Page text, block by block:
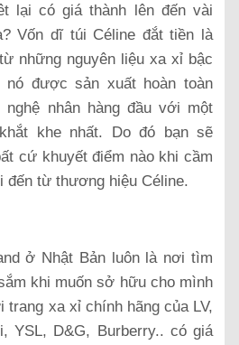
lại có giá thành lên đến vài
Vốn dĩ túi Céline đắt tiền là
những nguyên liệu xa xỉ bậc
được sản xuất hoàn toàn
nhân hàng đầu với một
khe nhất. Do đó bạn sẽ
cứ khuyết điểm nào khi cầm
đến từ thương hiệu Céline.
ở Nhật Bản luôn là nơi tìm
khi muốn sở hữu cho mình
trang xa xỉ chính hãng của LV,
YSL, D&G, Burberry.. có giá